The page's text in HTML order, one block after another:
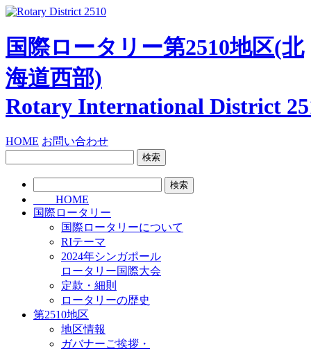
国際ロータリー第2510地区(北
海道西部)
Rotary International District
HOME お問い合わせ
HOME
国際ロータリー
国際ロータリーについて
RIテーマ
2024年シンガポール
ロータリー国際大会
定款・細則
ロータリーの歴史
第2510地区
地区情報
ガバナーご挨拶・